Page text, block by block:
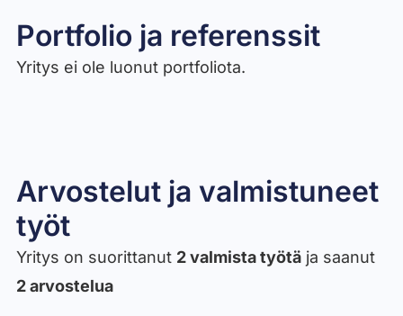
Portfolio ja referenssit
Yritys ei ole luonut portfoliota.
Arvostelut ja valmistuneet
työt​
Yritys on suorittanut 2 valmista työtäja saanut
2 arvostelua